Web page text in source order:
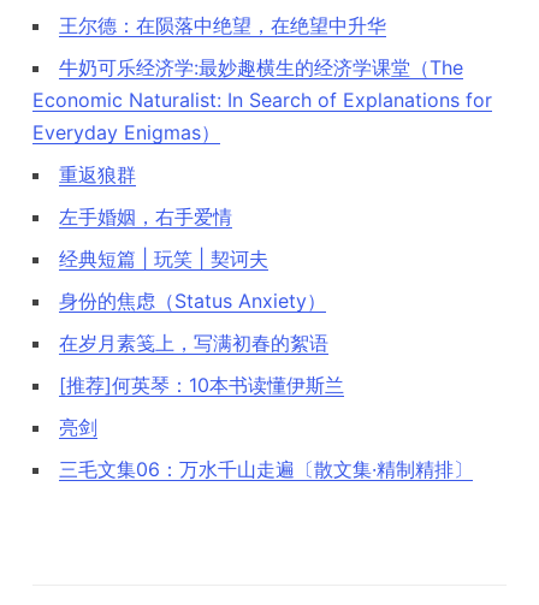
王尔德：在陨落中绝望，在绝望中升华
牛奶可乐经济学:最妙趣横生的经济学课堂（The
Economic Naturalist: In Search of Explanations for
Everyday Enigmas）
重返狼群
左手婚姻，右手爱情
经典短篇 | 玩笑 | 契诃夫
身份的焦虑（Status Anxiety）
在岁月素笺上，写满初春的絮语
[推荐]何英琴：10本书读懂伊斯兰
亮剑
三毛文集06：万水千山走遍〔散文集·精制精排〕